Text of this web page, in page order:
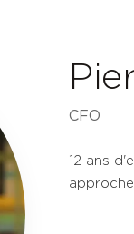
CFO
12 ans